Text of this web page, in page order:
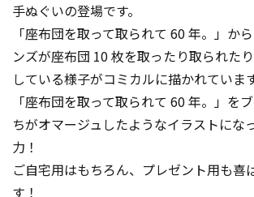
手ぬぐいの登場です。
「座布団を取って取られて 60 年。」か
ンズが座布団 10 枚を取ったり取られた
している様子がコミカルに描かれていま
「座布団を取って取られて 60 年。」を
ちがオマージュしたようなイラストにな
力！
ご自宅用はもちろん、プレゼント用も喜
す！